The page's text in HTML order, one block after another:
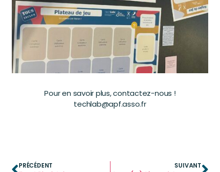
Pour en savoir plus, contactez-nous !
techlab@apf.asso.fr
PRÉCÉDENT
SUIVANT